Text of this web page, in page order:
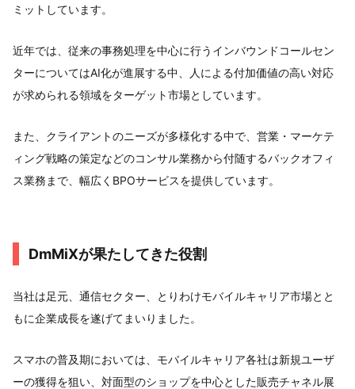
ミットしています。
近年では、従来の事務処理を中心に行うインバウンドコールセン
ターについてはAI化が進展する中、人による付加価値の高い対応
が求められる領域をターゲット市場としています。
また、クライアントのニーズが多様化する中で、営業・マーケテ
ィング戦略の策定などのコンサル業務から付随するバックオフィ
ス業務まで、幅広くBPOサービスを提供しています。
DmMiXが果たしてきた役割
当社は足元、通信セクター、とりわけモバイルキャリア市場とと
もに企業成長を遂げてまいりました。
スマホの普及期においては、モバイルキャリア各社は新規ユーザ
ーの獲得を狙い、対面型のショップを中心とした販売チャネル展